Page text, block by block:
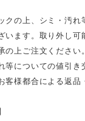
クの上、シミ・汚
ます。取り外し可
上ご注文くださ
についての値引き
客様都合による返